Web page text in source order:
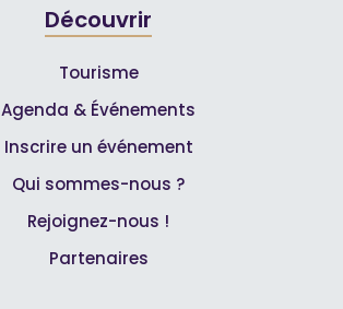
Découvrir
Tourisme
Agenda & Événements
Inscrire un événement
Qui sommes-nous ?
Rejoignez-nous !
Partenaires